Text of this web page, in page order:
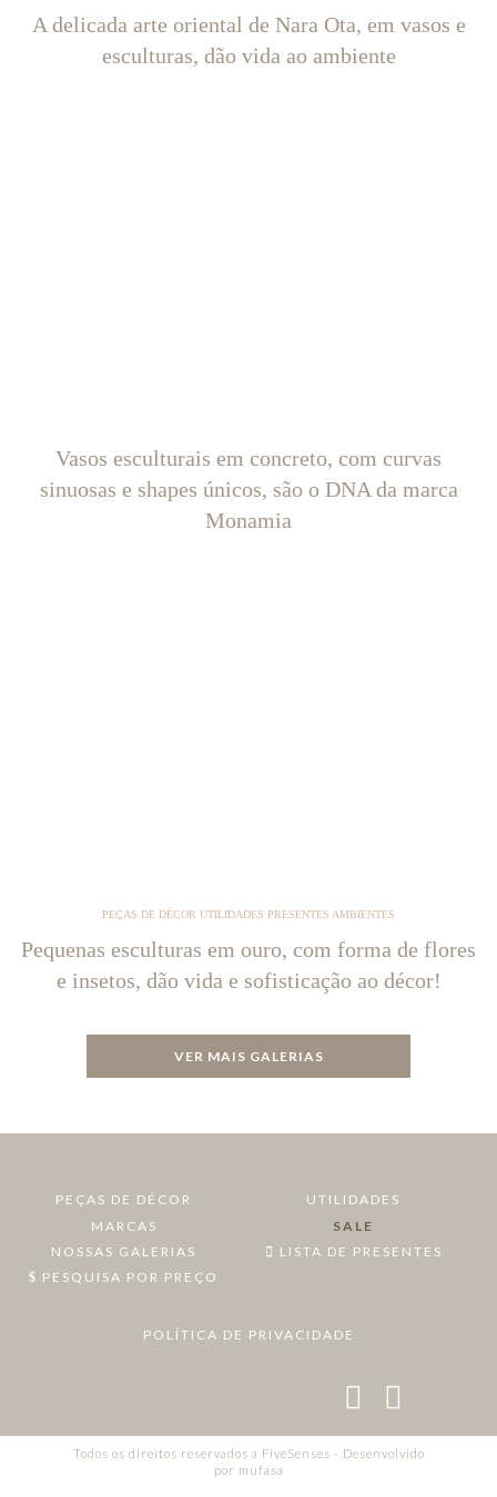
A delicada arte oriental de Nara Ota, em vasos e
esculturas, dão vida ao ambiente
Vasos esculturais em concreto, com curvas
sinuosas e shapes únicos, são o DNA da marca
Monamia
PEÇAS DE DÉCOR UTILIDADES PRESENTES AMBIENTES
Pequenas esculturas em ouro, com forma de flores
e insetos, dão vida e sofisticação ao décor!
VER MAIS GALERIAS
PEÇAS DE DÉCOR
UTILIDADES
MARCAS
SALE
NOSSAS GALERIAS
LISTA DE PRESENTES
PESQUISA POR PREÇO
POLÍTICA DE PRIVACIDADE
Todos os direitos reservados a FiveSenses - Desenvolvido
por mufasa